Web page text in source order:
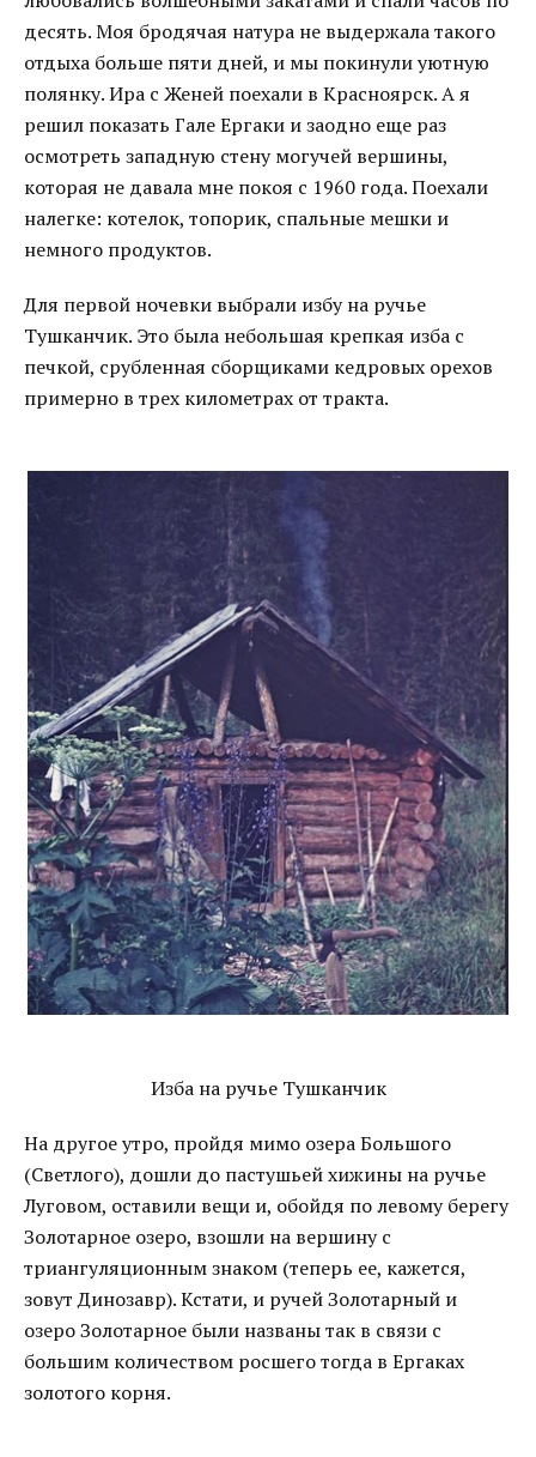
десять. Моя бродячая натура не выдержала такого
отдыха больше пяти дней, и мы покинули уютную
полянку. Ира с Женей поехали в Красноярск. А я
решил показать Гале Ергаки и заодно еще раз
осмотреть западную стену могучей вершины,
которая не давала мне покоя с 1960 года. Поехали
налегке: котелок, топорик, спальные мешки и
немного продуктов.
Для первой ночевки выбрали избу на ручье
Тушканчик. Это была небольшая крепкая изба с
печкой, срубленная сборщиками кедровых орехов
примерно в трех километрах от тракта.
Изба на ручье Тушканчик
На другое утро, пройдя мимо озера Большого
(Светлого), дошли до пастушьей хижины на ручье
Луговом, оставили вещи и, обойдя по левому берегу
Золотарное озеро, взошли на вершину с
триангуляционным знаком (теперь ее, кажется,
зовут Динозавр). Кстати, и ручей Золотарный и
озеро Золотарное были названы так в связи с
большим количеством росшего тогда в Ергаках
золотого корня.